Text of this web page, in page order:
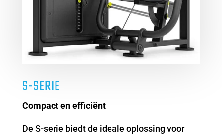
S-SERIE
Compact en efficiënt
De S-serie biedt de ideale oplossing voor